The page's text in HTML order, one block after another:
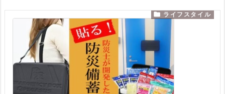
 ライフスタイル